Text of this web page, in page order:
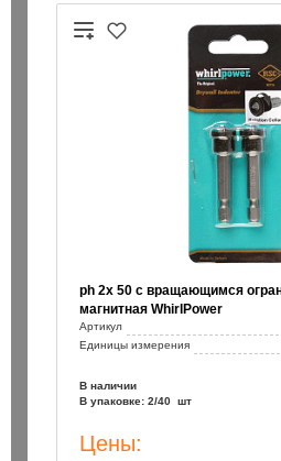
ph 2х 50 с вращающимся
магнитная WhirlPower
Артикул
Единицы измерения
В наличии
В упаковке: 2/40 шт
Цены: